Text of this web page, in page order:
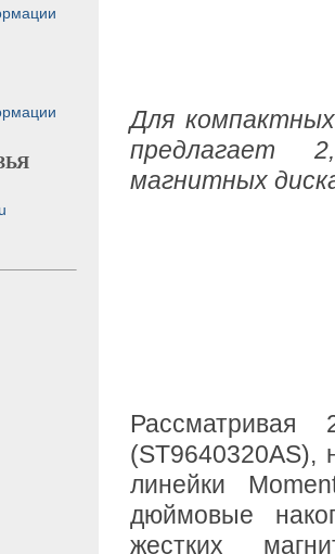
Для
предлагает
магнитных
(ST9640320AS),
линейки
дюймовые
жестких